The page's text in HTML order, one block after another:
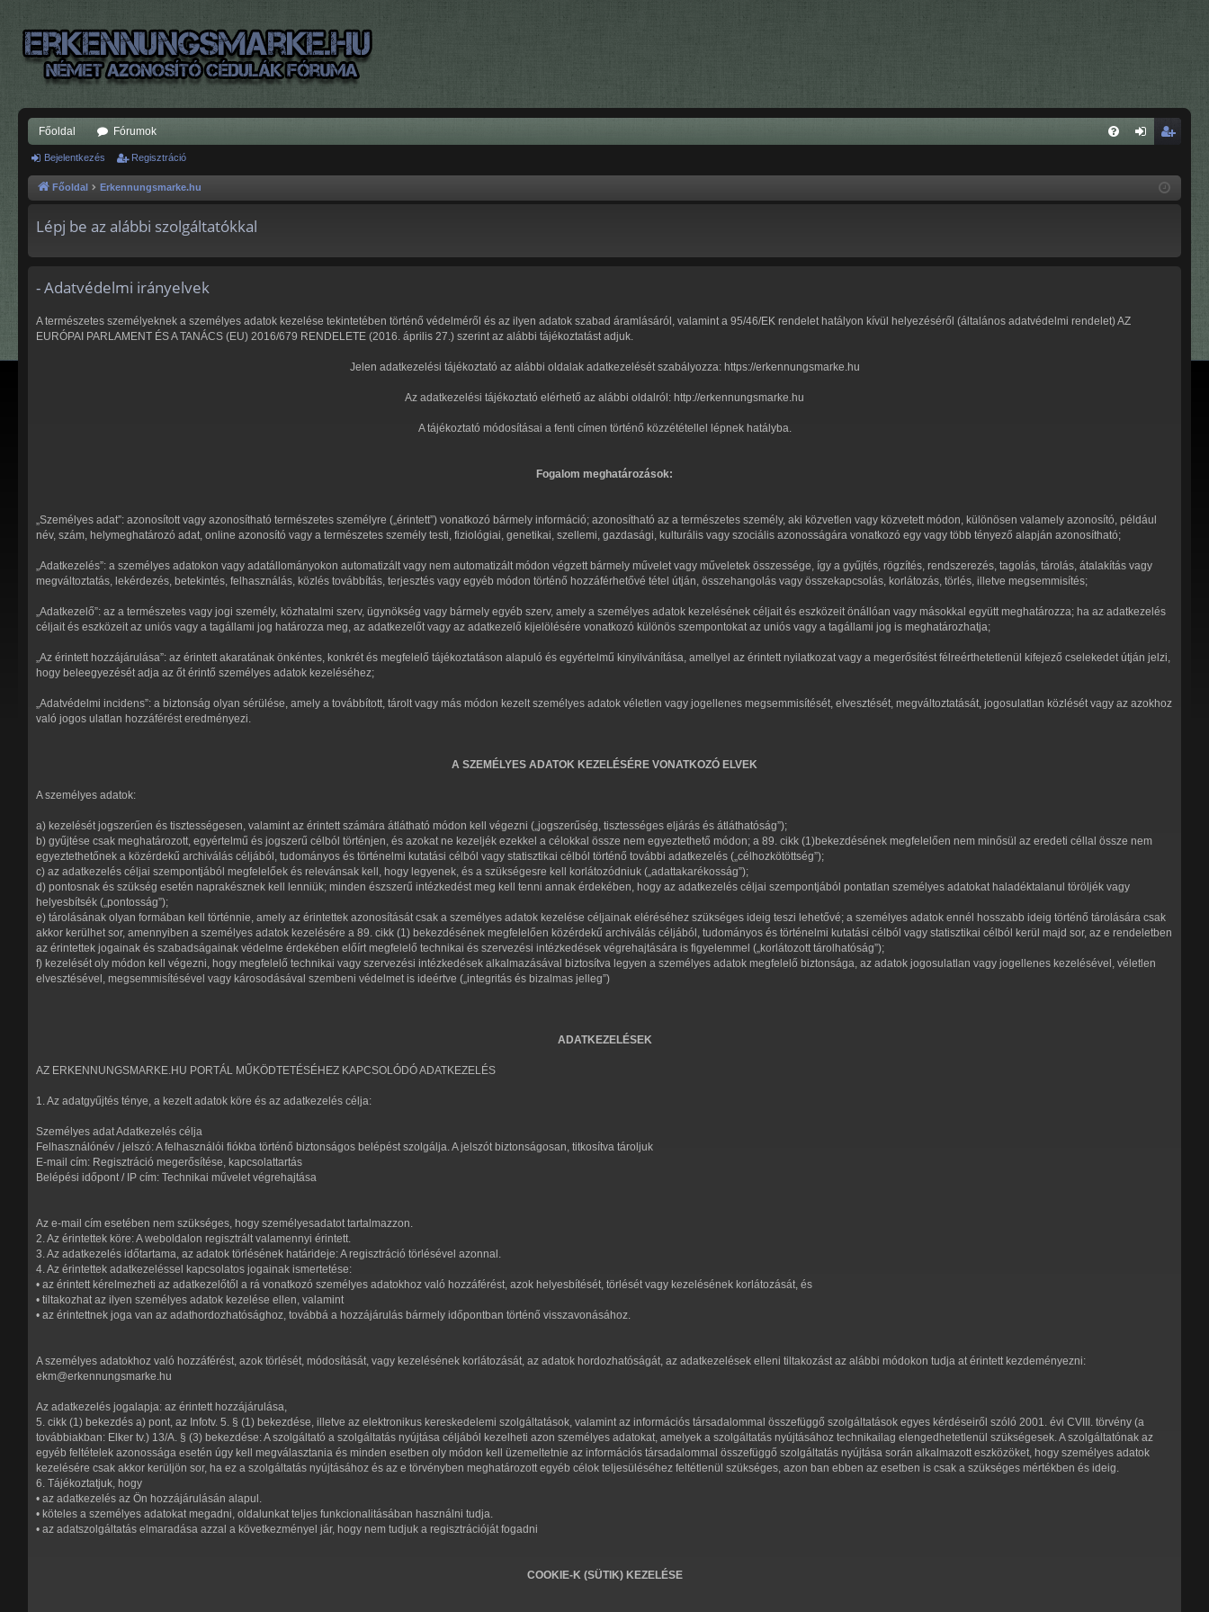
Főoldal Fórumok
is
Bejelentkezés Regisztráció
Főoldal Erkennungsmarke.hu
Lépj be az alábbi szolgáltatókkal
- Adatvédelmi irányelvek
A természetes személyeknek a személyes adatok kezelése tekintetében történő védelméről és az ilyen adatok szabad áramlásáról, valamint a 95/46/EK rendelet hatályon kívül helyezéséről (általános adatvédelmi rendelet) AZ
EURÓPAI PARLAMENT ÉS A TANÁCS (EU) 2016/679 RENDELETE (2016. április 27.) szerint az alábbi tájékoztatást adjuk.
Jelen adatkezelési tájékoztató az alábbi oldalak adatkezelését szabályozza: https://erkennungsmarke.hu
Az adatkezelési tájékoztató elérhető az alábbi oldalról: http://erkennungsmarke.hu
A tájékoztató módosításai a fenti címen történő közzététellel lépnek hatályba.
Fogalom meghatározások:
„Személyes adat”: azonosított vagy azonosítható természetes személyre („érintett”) vonatkozó bármely információ; azonosítható az a természetes személy, aki közvetlen vagy közvetett módon, különösen valamely azonosító, például
név, szám, helymeghatározó adat, online azonosító vagy a természetes személy testi, fiziológiai, genetikai, szellemi, gazdasági, kulturális vagy szociális azonosságára vonatkozó egy vagy több tényező alapján azonosítható;
„Adatkezelés”: a személyes adatokon vagy adatállományokon automatizált vagy nem automatizált módon végzett bármely művelet vagy műveletek összessége, így a gyűjtés, rögzítés, rendszerezés, tagolás, tárolás, átalakítás vagy
megváltoztatás, lekérdezés, betekintés, felhasználás, közlés továbbítás, terjesztés vagy egyéb módon történő hozzáférhetővé tétel útján, összehangolás vagy összekapcsolás, korlátozás, törlés, illetve megsemmisítés;
„Adatkezelő”: az a természetes vagy jogi személy, közhatalmi szerv, ügynökség vagy bármely egyéb szerv, amely a személyes adatok kezelésének céljait és eszközeit önállóan vagy másokkal együtt meghatározza; ha az adatkezelés
céljait és eszközeit az uniós vagy a tagállami jog határozza meg, az adatkezelőt vagy az adatkezelő kijelölésére vonatkozó különös szempontokat az uniós vagy a tagállami jog is meghatározhatja;
„Az érintett hozzájárulása”: az érintett akaratának önkéntes, konkrét és megfelelő tájékoztatáson alapuló és egyértelmű kinyilvánítása, amellyel az érintett nyilatkozat vagy a megerősítést félreérthetetlenül kifejező cselekedet útján jelzi,
hogy beleegyezését adja az őt érintő személyes adatok kezeléséhez;
„Adatvédelmi incidens”: a biztonság olyan sérülése, amely a továbbított, tárolt vagy más módon kezelt személyes adatok véletlen vagy jogellenes megsemmisítését, elvesztését, megváltoztatását, jogosulatlan közlését vagy az azokhoz
való jogos ulatlan hozzáférést eredményezi.
A SZEMÉLYES ADATOK KEZELÉSÉRE VONATKOZÓ ELVEK
A személyes adatok:
a) kezelését jogszerűen és tisztességesen, valamint az érintett számára átlátható módon kell végezni („jogszerűség, tisztességes eljárás és átláthatóság”);
b) gyűjtése csak meghatározott, egyértelmű és jogszerű célból történjen, és azokat ne kezeljék ezekkel a célokkal össze nem egyeztethető módon; a 89. cikk (1)bekezdésének megfelelően nem minősül az eredeti céllal össze nem
egyeztethetőnek a közérdekű archiválás céljából, tudományos és történelmi kutatási célból vagy statisztikai célból történő további adatkezelés („célhozkötöttség”);
c) az adatkezelés céljai szempontjából megfelelőek és relevánsak kell, hogy legyenek, és a szükségesre kell korlátozódniuk („adattakarékosság”);
d) pontosnak és szükség esetén naprakésznek kell lenniük; minden észszerű intézkedést meg kell tenni annak érdekében, hogy az adatkezelés céljai szempontjából pontatlan személyes adatokat haladéktalanul töröljék vagy
helyesbítsék („pontosság”);
e) tárolásának olyan formában kell történnie, amely az érintettek azonosítását csak a személyes adatok kezelése céljainak eléréséhez szükséges ideig teszi lehetővé; a személyes adatok ennél hosszabb ideig történő tárolására csak
akkor kerülhet sor, amennyiben a személyes adatok kezelésére a 89. cikk (1) bekezdésének megfelelően közérdekű archiválás céljából, tudományos és történelmi kutatási célból vagy statisztikai célból kerül majd sor, az e rendeletben
az érintettek jogainak és szabadságainak védelme érdekében előírt megfelelő technikai és szervezési intézkedések végrehajtására is figyelemmel („korlátozott tárolhatóság”);
f) kezelését oly módon kell végezni, hogy megfelelő technikai vagy szervezési intézkedések alkalmazásával biztosítva legyen a személyes adatok megfelelő biztonsága, az adatok jogosulatlan vagy jogellenes kezelésével, véletlen
elvesztésével, megsemmisítésével vagy károsodásával szembeni védelmet is ideértve („integritás és bizalmas jelleg”)
ADATKEZELÉSEK
AZ ERKENNUNGSMARKE.HU PORTÁL MŰKÖDTETÉSÉHEZ KAPCSOLÓDÓ ADATKEZELÉS
1. Az adatgyűjtés ténye, a kezelt adatok köre és az adatkezelés célja:
Személyes adat Adatkezelés célja
Felhasználónév / jelszó: A felhasználói fiókba történő biztonságos belépést szolgálja. A jelszót biztonságosan, titkosítva tároljuk
E-mail cím: Regisztráció megerősítése, kapcsolattartás
Belépési időpont / IP cím: Technikai művelet végrehajtása
Az e-mail cím esetében nem szükséges, hogy személyesadatot tartalmazzon.
2. Az érintettek köre: A weboldalon regisztrált valamennyi érintett.
3. Az adatkezelés időtartama, az adatok törlésének határideje: A regisztráció törlésével azonnal.
4. Az érintettek adatkezeléssel kapcsolatos jogainak ismertetése:
• az érintett kérelmezheti az adatkezelőtől a rá vonatkozó személyes adatokhoz való hozzáférést, azok helyesbítését, törlését vagy kezelésének korlátozását, és
• tiltakozhat az ilyen személyes adatok kezelése ellen, valamint
• az érintettnek joga van az adathordozhatósághoz, továbbá a hozzájárulás bármely időpontban történő visszavonásához.
A személyes adatokhoz való hozzáférést, azok törlését, módosítását, vagy kezelésének korlátozását, az adatok hordozhatóságát, az adatkezelések elleni tiltakozást az alábbi módokon tudja at érintett kezdeményezni:
ekm@erkennungsmarke.hu
Az adatkezelés jogalapja: az érintett hozzájárulása,
5. cikk (1) bekezdés a) pont, az Infotv. 5. § (1) bekezdése, illetve az elektronikus kereskedelemi szolgáltatások, valamint az információs társadalommal összefüggő szolgáltatások egyes kérdéseiről szóló 2001. évi CVIII. törvény (a
továbbiakban: Elker tv.) 13/A. § (3) bekezdése: A szolgáltató a szolgáltatás nyújtása céljából kezelheti azon személyes adatokat, amelyek a szolgáltatás nyújtásához technikailag elengedhetetlenül szükségesek. A szolgáltatónak az
egyéb feltételek azonossága esetén úgy kell megválasztania és minden esetben oly módon kell üzemeltetnie az információs társadalommal összefüggő szolgáltatás nyújtása során alkalmazott eszközöket, hogy személyes adatok
kezelésére csak akkor kerüljön sor, ha ez a szolgáltatás nyújtásához és az e törvényben meghatározott egyéb célok teljesüléséhez feltétlenül szükséges, azon ban ebben az esetben is csak a szükséges mértékben és ideig.
6. Tájékoztatjuk, hogy
• az adatkezelés az Ön hozzájárulásán alapul.
• köteles a személyes adatokat megadni, oldalunkat teljes funkcionalitásában használni tudja.
• az adatszolgáltatás elmaradása azzal a következményel jár, hogy nem tudjuk a regisztrációját fogadni
COOKIE-K (SÜTIK) KEZELÉSE